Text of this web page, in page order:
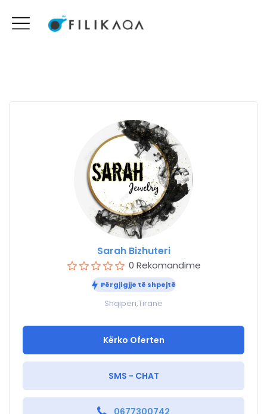
Sarah Bizhuteri
0 Rekomandime
Përgjigjje të shpejtë
Shqipëri,Tiranë
Kërko Oferten
SMS - CHAT
0677300742